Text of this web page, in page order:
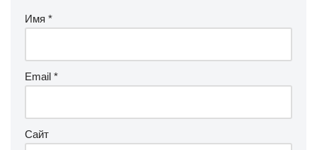
Имя *
Email *
Сайт